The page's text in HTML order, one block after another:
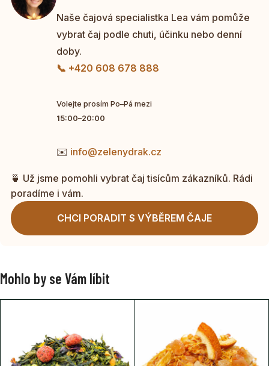
Naše čajová specialistka Lea vám pomůže
vybrat čaj podle chuti, účinku nebo denní
doby.
📞 +420 608 678 888
Volejte prosím Po–Pá mezi
15:00–20:00
✉️ info@zelenydrak.cz
🍵 Už jsme pomohli vybrat čaj tisícům zákazníků. Rádi
poradíme i vám.
CHCI PORADIT S VÝBĚREM ČAJE
Mohlo by se Vám líbit